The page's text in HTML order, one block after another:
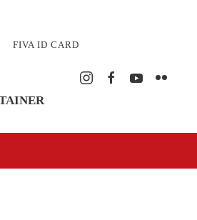
FIVA ID CARD